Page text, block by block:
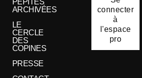
PÉPITES
ARCHIVÉES
LE
CERCLE
DES
COPINES
PRESSE
connecter
à
l'espace
pro